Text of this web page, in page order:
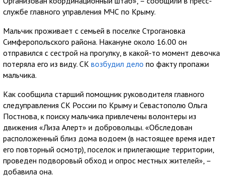
службе главного управления МЧС по Крыму.
Мальчик проживает с семьей в поселке Строгановка
Симферопольского района. Накануне около 16.00 он
отправился с сестрой на прогулку, в какой-то момент девочка
потеряла его из виду. СК возбудил дело по факту пропажи
мальчика.
Как сообщила старший помощник руководителя главного
следуправления СК России по Крыму и Севастополю Ольга
Постнова, к поиску мальчика привлечены волонтеры из
движения «Лиза Алерт» и добровольцы. «Обследован
расположенный близ дома водоем (в настоящее время идет
его повторный осмотр), поселок и прилегающие территории,
проведен подворовый обход и опрос местных жителей», –
добавила она.